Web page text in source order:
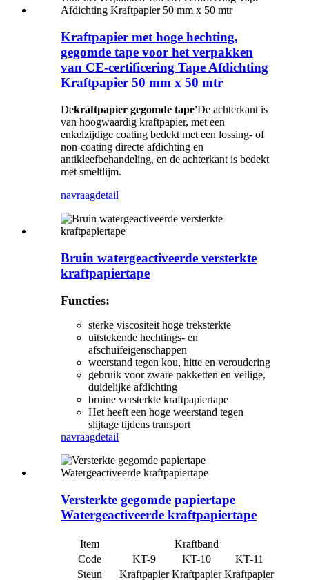
Kraftpapier met hoge hechting,
gegomde tape voor het verpakken
van CE-certificering Tape Afdichting
Kraftpapier 50 mm x 50 mtr
Dekraftpapier gegomde tape'De achterkant is
van hoogwaardig kraftpapier, met een
enkelzijdige coating bedekt met een lossing- of
non-coating directe afdichting en
antikleefbehandeling, en de achterkant is bedekt
met smeltlijm.
navraagdetail
Bruin watergeactiveerde versterkte
kraftpapiertape
Functies:
sterke viscositeit hoge treksterkte
uitstekende hechtings- en
afschuifeigenschappen
weerstand tegen kou, hitte en veroudering
gebruik voor zware pakketten en veilige,
duidelijke afdichting
bruine versterkte kraftpapiertape
Het heeft een hoge weerstand tegen
slijtage tijdens transport
navraagdetail
Versterkte gegomde papiertape
Watergeactiveerde kraftpapiertape
Item
Kraftband
Code
KT-9 KT-10
KT-11
Steun
Kraftpapier Kraftpapier Kraftpapier